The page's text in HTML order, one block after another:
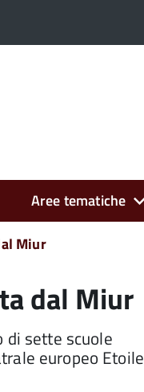
Aree tematiche
Miur
dal Miur
di sette scuole
europeo Etoile